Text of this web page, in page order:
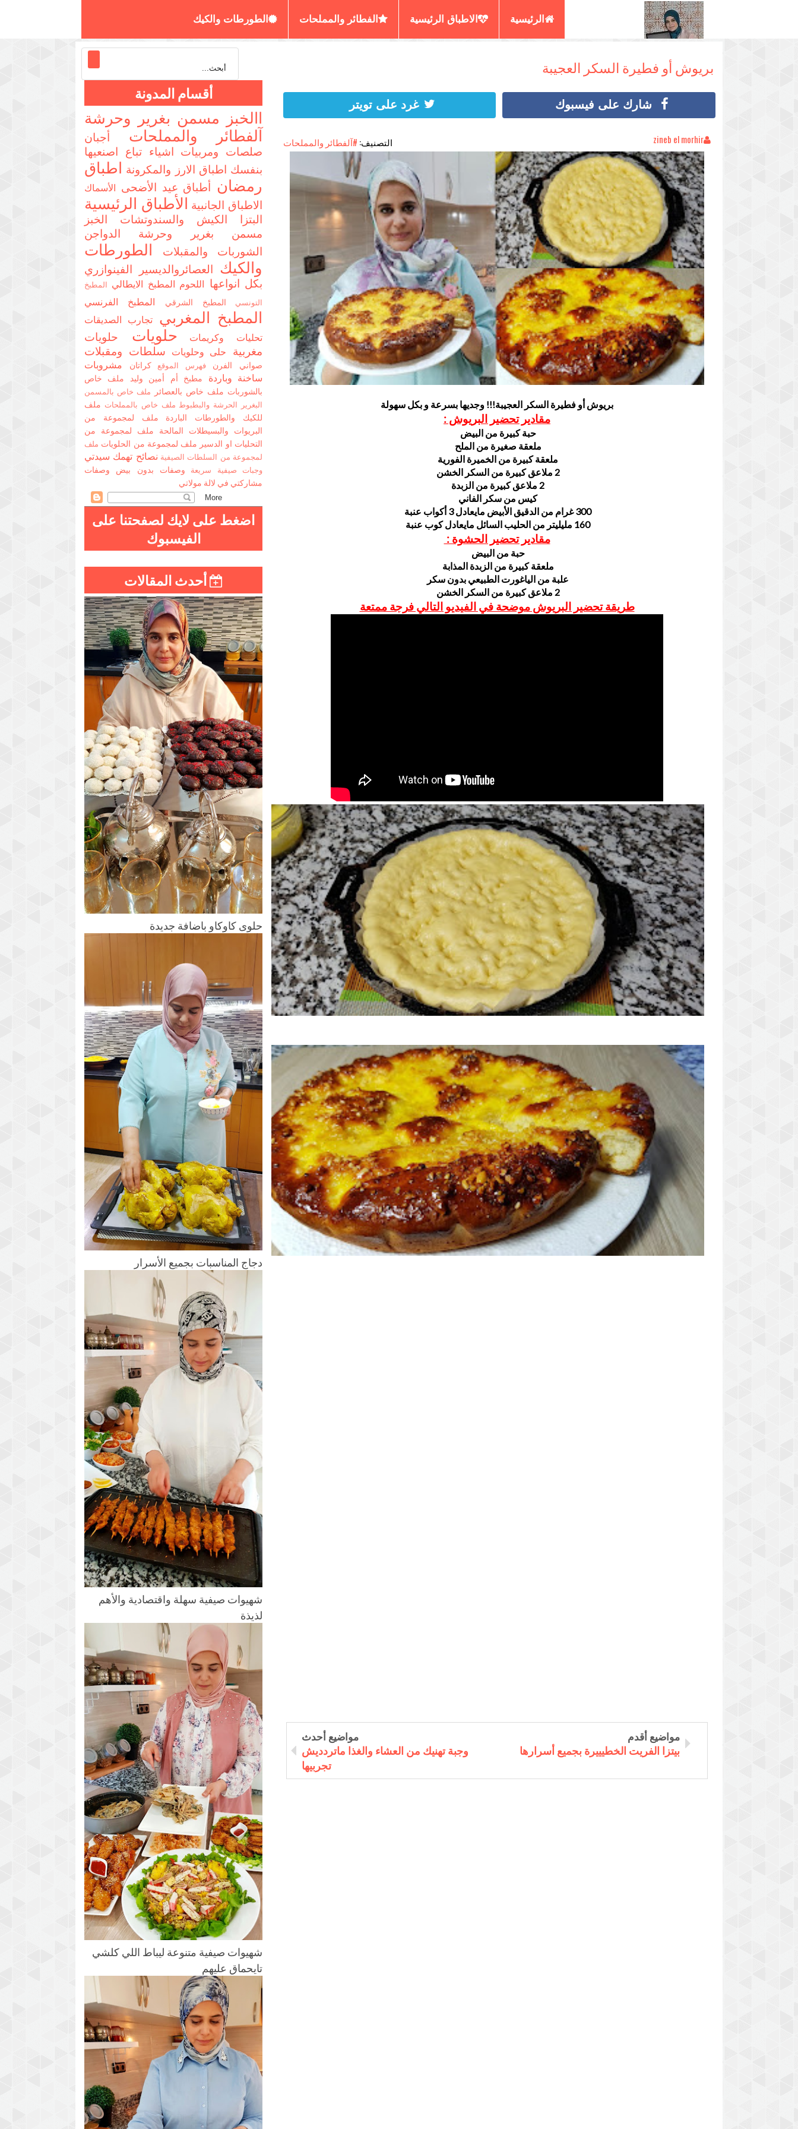
الرئيسية الاطباق الرئيسية الفطائر والمملحات الطورطات والكيك
بريوش أو فطيرة السكر العجيبة
شارك على فيسبوك غرد على تويتر
zineb el morhir التصنيف: #آلفطائر والمملحات
بريوش أو فطيرة السكر العجيبة!!! وجديها بسرعة و بكل سهولة
مقادير تحضير البريوش :
حبة كبيرة من البيض
ملعقة صغيرة من الملح
ملعقة كبيرة من الخميرة الفورية
2 ملاعق كبيرة من السكر الخشن
2 ملاعق كبيرة من الزبدة
كيس من سكر الفاني
300 غرام من الدقيق الأبيض مايعادل 3 أكواب عنبة
160 مليليتر من الحليب السائل مايعادل كوب عنبة
مقادير تحضير الحشوة :
حبة من البيض
ملعقة كبيرة من الزبدة المذابة
علبة من الياغورت الطبيعي بدون سكر
2 ملاعق كبيرة من السكر الخشن
طريقة تحضير البريوش موضحة في الفيديو التالي فرجة ممتعة
مواضيع أحدث
وجبة تهنيك من العشاء والغذا ماتردديش
تجربيها
مواضيع أقدم
بيتزا الفريت الخطيييرة بجميع أسرارها
أقسام المدونة
االخبز مسمن بغرير وحرشة
آلفطائر والمملحات
أجبان
صلصات ومربيات اشياء تباع اصنعيها
بنفسك اطباق الارز والمكرونة اطباق
رمضان أطباق عيد الأضحى الأسماك
الاطباق الجانبية الأطباق الرئيسية
البتزا الكيش والسندوتشات الخبز
مسمن بغرير وحرشة الدواجن
الشوربات والمقبلات الطورطات
والكيك العصائروالديسير الفينوازري
بكل انواعها اللحوم المطبخ الايطالي المطبخ
التونسي المطبخ الشرقي المطبخ الفرنسي
المطبخ المغربيتجارب الصديقات
تحليات وكريمات حلويات
حلويات
مغربية
حلى وحلويات سلطات ومقبلات
صواني الفرنفهرس الموقعكراتان مشروبات
ساخنة وباردة
مطبخ أم أمين وليد ملف خاص
بالشوربات ملف خاص بالعصائر ملف خاص بالمسمن
البغرير الحرشة والبطبوط ملف خاص بالمملحات ملف
للكيك والطورطات الباردة ملف لمجموعة من
البريوات والبسيطلات المالحة ملف لمجموعة من
التحليات او الدسير ملف لمجموعة من الحلويات ملف
لمجموعة من السلطات الصيفية نصائح تهمك سيدتي
وجبات صيفية سريعة وصفات بدون بيض وصفات
مشاركتي في لالة مولاتي
اضغط على لايك لصفحتنا على
الفيسبوك
أحدث المقالات
حلوى كاوكاو باضافة جديدة
دجاج المناسبات بجميع الأسرار
شهيوات صيفية سهلة واقتصادية والأهم
لذيذة
شهيوات صيفية متنوعة ليباط اللي كلشي
تايحماق عليهم